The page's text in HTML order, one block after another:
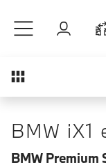
Prezentare
BMW iX1
BMW Premium